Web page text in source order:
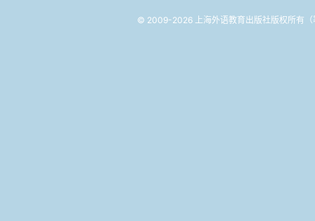
© 2009-2026 上海外语教育出版社版权所有